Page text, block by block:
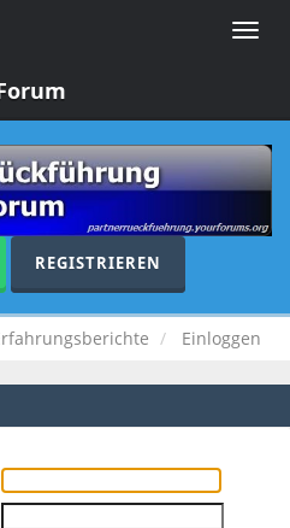
Toggle
REGISTRIEREN
Einloggen